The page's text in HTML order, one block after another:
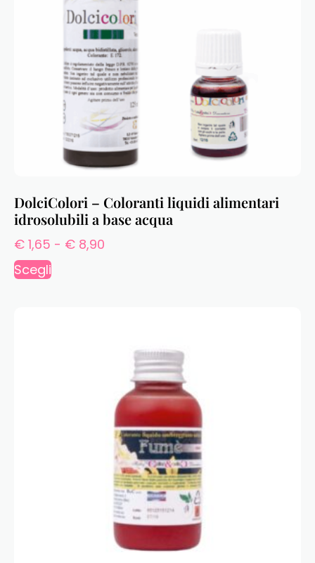
DolciColori – Coloranti liquidi alimentari
idrosolubili a base acqua
€ 1,65 - € 8,90
Scegli